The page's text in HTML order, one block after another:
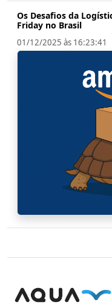
Os Desafios da
Friday no Brasil
01/12/2025 às 16:23:41